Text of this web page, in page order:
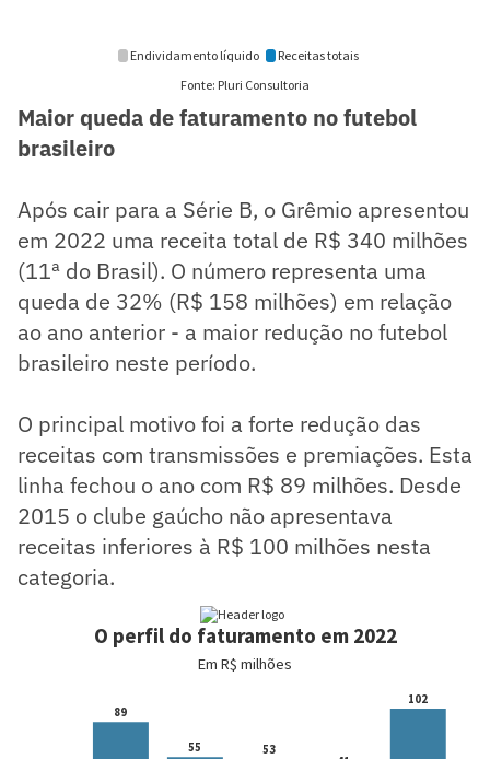
Maior queda de faturamento no futebol
brasileiro
Após cair para a Série B, o Grêmio apresentou
em 2022 uma receita total de R$ 340 milhões
(11ª do Brasil). O número representa uma
queda de 32% (R$ 158 milhões) em relação
ao ano anterior - a maior redução no futebol
brasileiro neste período.
O principal motivo foi a forte redução das
receitas com transmissões e premiações. Esta
linha fechou o ano com R$ 89 milhões. Desde
2015 o clube gaúcho não apresentava
receitas inferiores à R$ 100 milhões nesta
categoria.